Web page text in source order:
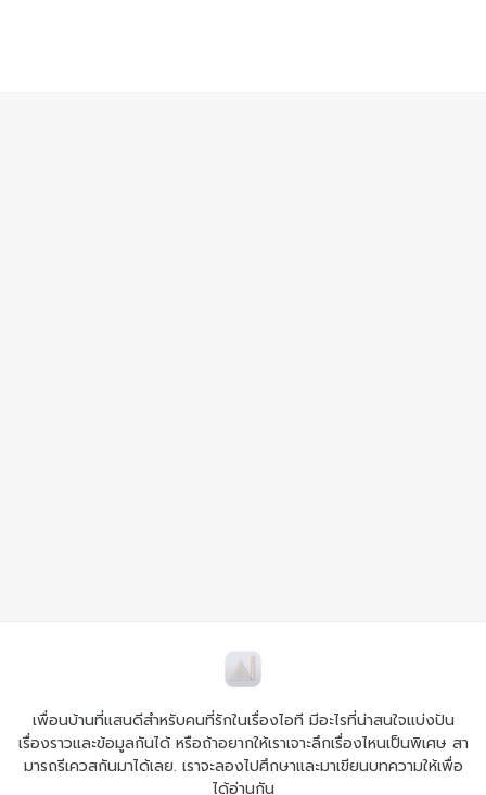
เพื่อนบ้านที่แสนดีสำหรับคนที่รักในเรื่องไอที มีอะไรที่น่าสนใจแบ่งปัน
เรื่องราวและข้อมูลกันได้ หรือถ้าอยากให้เราเจาะลึกเรื่องไหนเป็นพิเศษ สา
มารถรีเควสกันมาได้เลย. เราจะลองไปศึกษาและมาเขียนบทความให้เพื่อ
ได้อ่านกัน